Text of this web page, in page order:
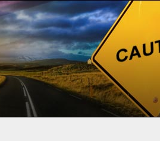
Analytical Reviews Technical analysis